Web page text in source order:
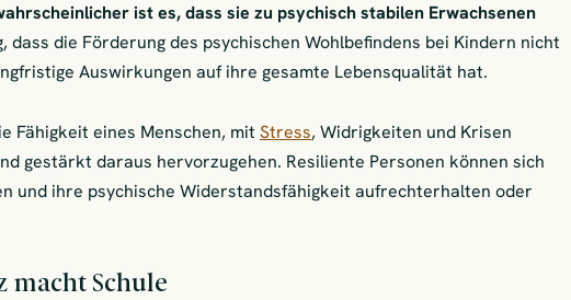
ist es, dass sie zu psychisch stabilen Erwachsenen
dass die Förderung des psychischen Wohlbefindens bei Kindern nicht
Auswirkungen auf ihre gesamte Lebensqualität hat.
Fähigkeit eines Menschen, mit Stress, Widrigkeiten und Krisen
gestärkt daraus hervorzugehen. Resiliente Personen können sich
und ihre psychische Widerstandsfähigkeit aufrechterhalten oder
macht Schule